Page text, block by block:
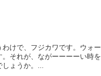
けで、フジカワです。ウォー
それが、ながーーーーい時を
しょうか。...